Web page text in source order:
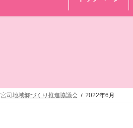
宮司地域郷づくり推進協議会 2022年6月